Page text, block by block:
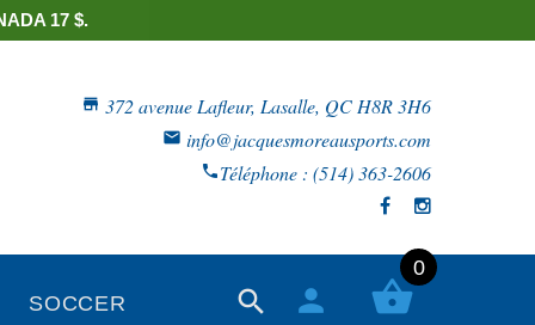
372 avenue Lafleur, Lasalle, QC H8R 3H6
info@jacquesmoreausports.com
Téléphone : (514) 363-2606
SOCCER
0
17 $.